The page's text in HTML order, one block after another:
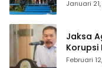
Januari
Jaksa
Korupsi
Februari